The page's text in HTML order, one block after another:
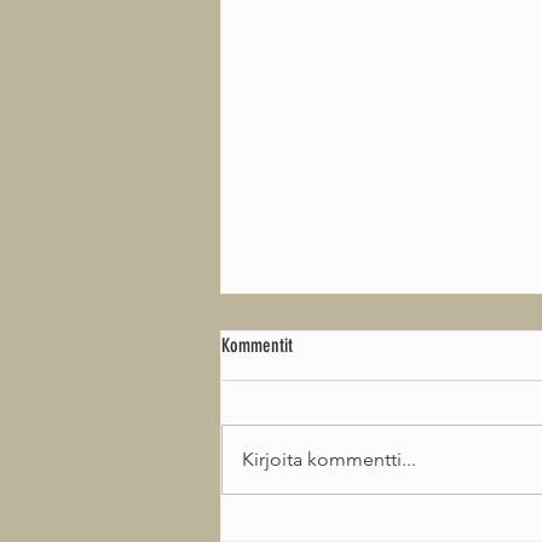
Kommentit
Kirjoita kommentti...